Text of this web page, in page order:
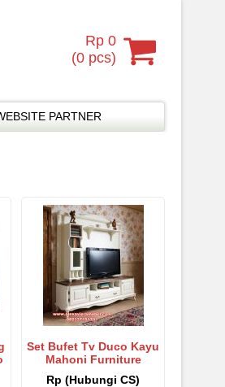
Rp 0
(0 pcs)
PARTNER
Set Bufet Tv Duco Kayu
Mahoni Furniture
Rp (Hubungi CS)